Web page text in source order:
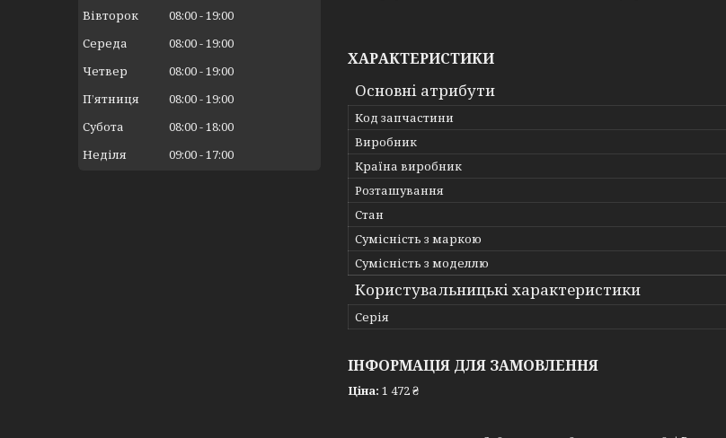
ХАРАКТЕРИСТИКИ
Основні атрибути
Код запчастини
Виробник
Країна виробник
Розташування
Стан
Сумісність з маркою
Сумісність з моделлю
Користувальницькі характеристики
Серія
ІНФОРМАЦІЯ ДЛЯ ЗАМОВЛЕННЯ
Ціна: 1 472 ₴
Вівторок
08:00 19:00
Середа
08:00 19:00
Четвер
08:00 19:00
Пʼятниця
08:00 19:00
Субота
08:00 18:00
Неділя
09:00 17:00